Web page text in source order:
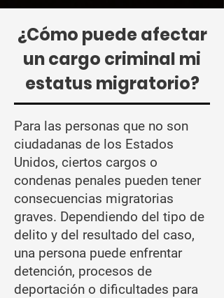
¿Cómo puede afectar
un cargo criminal mi
estatus migratorio?
Para las personas que no son
ciudadanas de los Estados
Unidos, ciertos cargos o
condenas penales pueden tener
consecuencias migratorias
graves. Dependiendo del tipo de
delito y del resultado del caso,
una persona puede enfrentar
detención, procesos de
deportación o dificultades para